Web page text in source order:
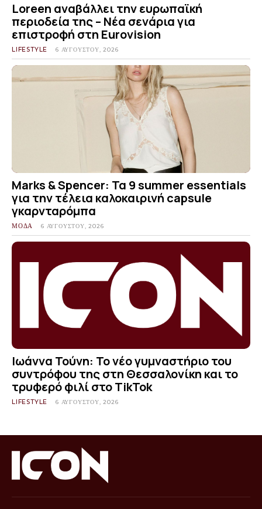
Loreen αναβάλλει την ευρωπαϊκή
περιοδεία της – Νέα σενάρια για
επιστροφή στη Eurovision
LIFESTYLE 6 ΑΥΓΟΎΣΤΟΥ, 2026
Marks & Spencer: Τα 9 summer essentials
για την τέλεια καλοκαιρινή capsule
γκαρνταρόμπα
ΜΟΔΑ 6 ΑΥΓΟΎΣΤΟΥ, 2026
Ιωάννα Τούνη: Το νέο γυμναστήριο του
συντρόφου της στη Θεσσαλονίκη και το
τρυφερό φιλί στο TikTok
LIFESTYLE 6 ΑΥΓΟΎΣΤΟΥ, 2026